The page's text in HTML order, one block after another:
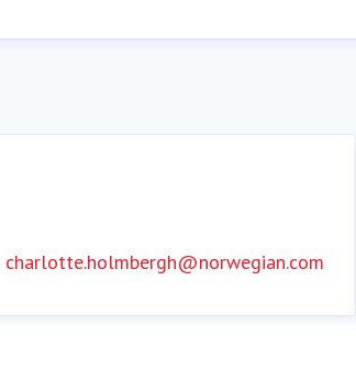
charlotte.holmbergh@norwegian.com